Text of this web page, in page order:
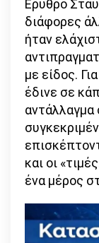
Ερυθρό
διάφορες
ήταν
με είδος.
έδινε σε
και οι
ένα μέρος